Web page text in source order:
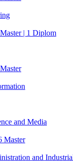
| 1 Diplom
and Media
Master
and